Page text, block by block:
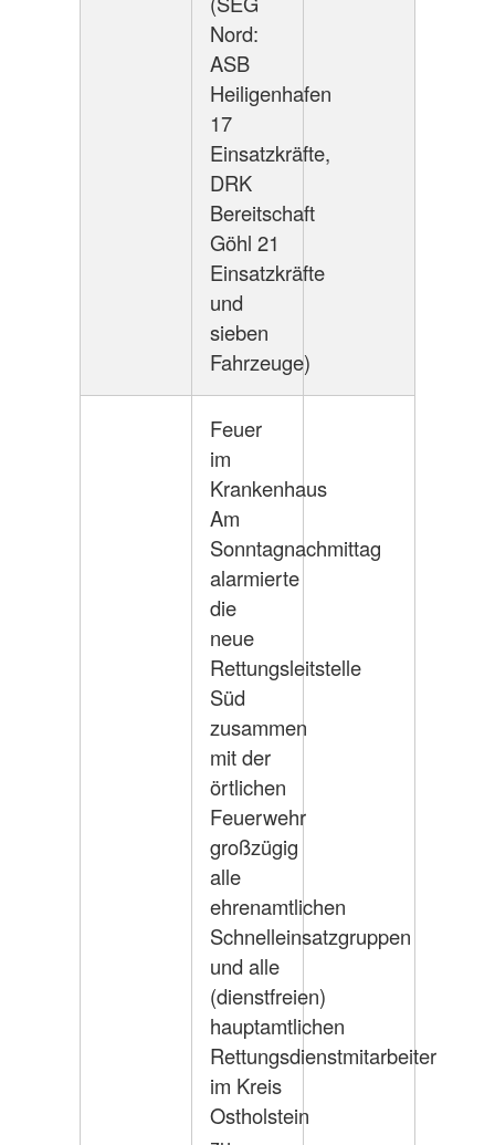
Nord:
ASB
Heiligenhafen
17
Einsatzkräfte,
DRK
Bereitschaft
Göhl 21
Einsatzkräfte
und
sieben
Fahrzeuge)
Feuer
im
Krankenhaus
Am
Sonntagnachmittag
alarmierte
die
neue
Rettungsleitstelle
Süd
zusammen
mit der
örtlichen
Feuerwehr
großzügig
alle
ehrenamtlichen
Schnelleinsatzgruppen
und alle
(dienstfreien)
hauptamtlichen
Rettungsdienstmitarbeiter
im Kreis
Ostholstein